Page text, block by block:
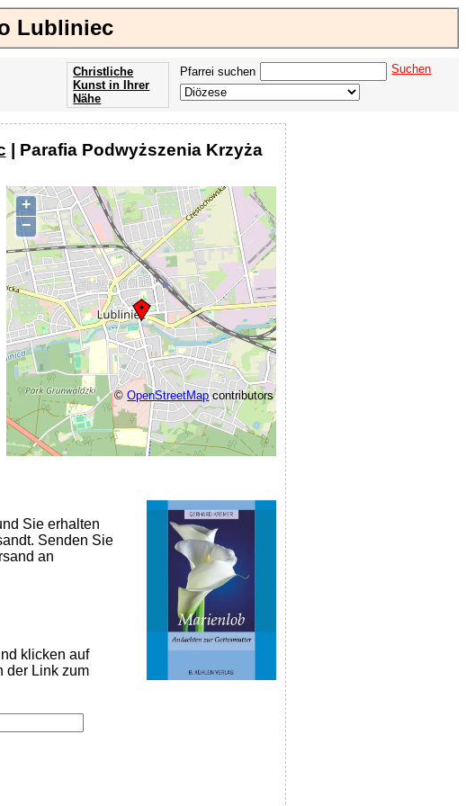
Lubliniec
Pfarrei suchen Suchen
Christliche
Kunst in Ihrer
Nähe
| Parafia Podwyższenia Krzyża
+
−
©OpenStreetMapcontributors
Sie erhalten
Senden Sie
an
klicken auf
der Link zum